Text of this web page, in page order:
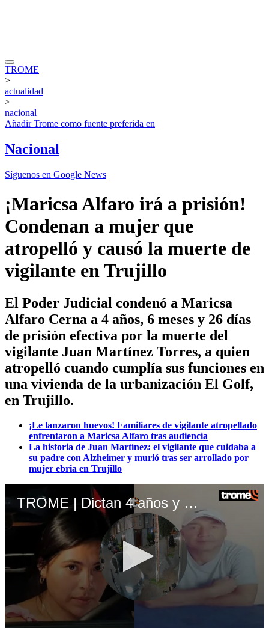
TROME
>
actualidad
>
nacional
AñadirTrome como fuente preferida en
Nacional
Síguenos en Google News
¡Maricsa Alfaro irá a prisión!
Condenan a mujer que
atropelló y causó la muerte de
vigilante en Trujillo
El Poder Judicial condenó a Maricsa
Alfaro Cerna a 4 años, 6 meses y 26 días
de prisión efectiva por la muerte del
vigilante Juan Martínez Torres, a quien
atropelló cuando cumplía sus funciones en
una vivienda de la urbanización El Golf,
en Trujillo.
¡Le lanzaron huevos! Familiares de vigilante atropellado
enfrentaron a Maricsa Alfaro tras audiencia
La historia de Juan Martínez: el vigilante que cuidaba a
su padre con Alzheimer y murió tras ser arrollado por
mujer ebria en Trujillo
TROME | Dictan 4 años y seis meses a mujer que atropelló y mató a vigilantes. Video: Panamericana